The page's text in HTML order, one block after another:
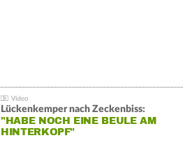
Lückenkemper nach Zeckenbiss:
"HABE NOCH EINE BEULE AM
HINTERKOPF"